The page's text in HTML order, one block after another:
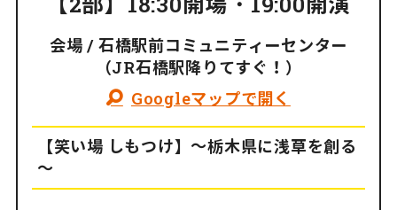
会場 / 石橋駅前コミュニティーセンター
（JR石橋駅降りてすぐ！）
Googleマップで開く
【笑い場 しもつけ】～栃木県に浅草を創る
～